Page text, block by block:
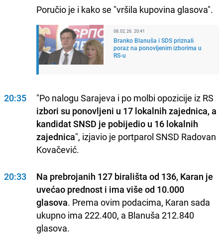
Poručio je i kako se "vršila kupovina glasova".
08.02.26. 20:41
Branko Blanuša i SDS priznali
poraz na ponovljenim izborima u
RS-u
20:35
"Po nalogu Sarajeva i po molbi opozicije iz RS
izbori su ponovljeni u 17 lokalnih zajednica, a
kandidat SNSD je pobijedio u 16 lokalnih
zajednica", izjavio je portparol SNSD Radovan
Kovačević.
20:33
Na prebrojanih 127 birališta od 136, Karan je
uvećao prednost i ima više od 10.000
glasova. Prema ovim podacima, Karan sada
ukupno ima 222.400, a Blanuša 212.840
glasova.